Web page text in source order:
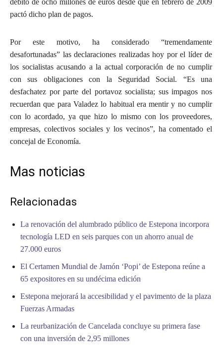
pactó dicho plan de pagos.
Por este motivo, ha considerado “tremendamente
desafortunadas” las declaraciones realizadas hoy por el líder de
los socialistas acusando a la actual corporación de no cumplir
con sus obligaciones con la Seguridad Social. “Es una
desfachatez por parte del portavoz socialista; sus impagos nos
recuerdan que para Valadez lo habitual era mentir y no cumplir
con lo acordado, ya que hizo lo mismo con los proveedores,
empresas, colectivos sociales y los vecinos”, ha comentado el
concejal de Economía.
Mas noticias
Relacionadas
La renovación del alumbrado público de Estepona incorpora
tecnología LED en seis parques con un ahorro anual de
27.000 euros
El Certamen Mundial de Jamón ‘Popi’ de Estepona reúne a
65 expositores en su undécima edición
Estepona mejorará la accesibilidad y el pavimento de la plaza
Fuerzas Armadas
La reurbanización de Cancelada concluye su primera fase
con una inversión de 2,95 millones